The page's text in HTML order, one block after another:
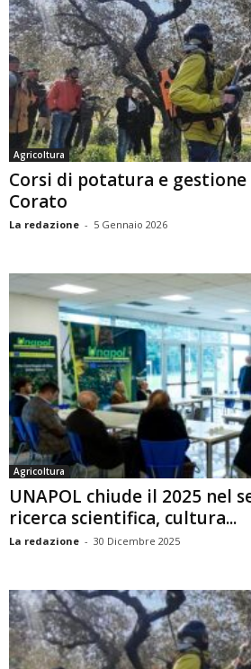
Agricoltura
Corsi di potatura e gestione
Corato
La redazione - 5 Gennaio 2026
Agricoltura
UNAPOL chiude il 2025 nel
ricerca scientifica, cultura...
La redazione - 30 Dicembre 2025